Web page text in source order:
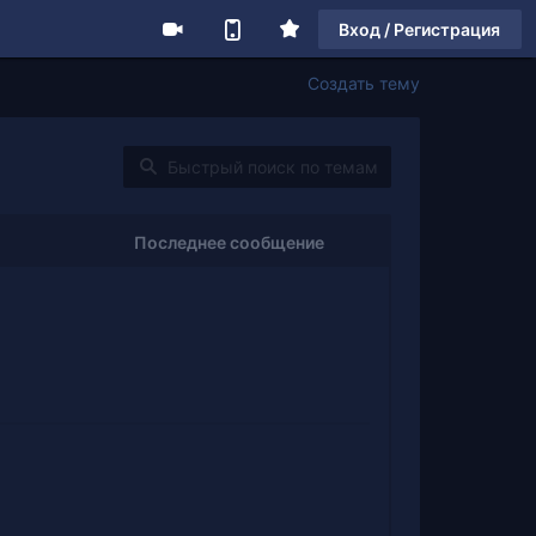
Вход / Регистрация
Создать тему
Последнее сообщение